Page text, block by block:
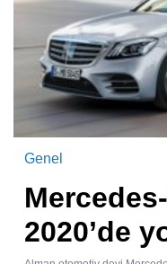
Genel
2020’de